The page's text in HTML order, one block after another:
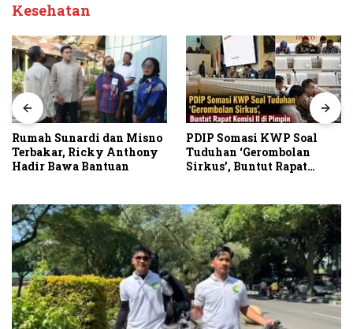
Kesehatan
dan Misno
Ricky Anthony
Bantuan
PDIP Somasi KWP Soal
Tuduhan ‘Gerombolan
Sirkus’, Buntut Rapat
Jalin
Bareng